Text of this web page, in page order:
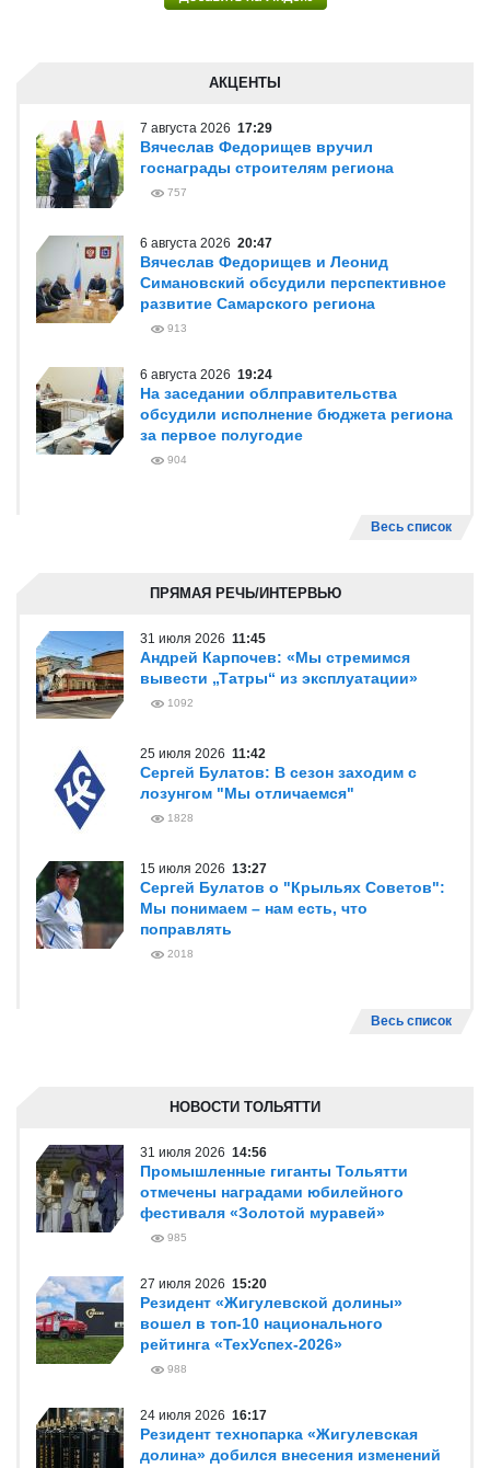
АКЦЕНТЫ
7 августа 2026 17:29
Вячеслав Федорищев вручил
госнаграды строителям региона
757
6 августа 2026 20:47
Вячеслав Федорищев и Леонид
Симановский обсудили перспективное
развитие Самарского региона
913
6 августа 2026 19:24
На заседании облправительства
обсудили исполнение бюджета региона
за первое полугодие
904
Весь список
ПРЯМАЯ РЕЧЬ/ИНТЕРВЬЮ
31 июля 2026 11:45
Андрей Карпочев: «Мы стремимся
вывести „Татры“ из эксплуатации»
1092
25 июля 2026 11:42
Сергей Булатов: В сезон заходим с
лозунгом "Мы отличаемся"
1828
15 июля 2026 13:27
Сергей Булатов о "Крыльях Советов":
Мы понимаем – нам есть, что
поправлять
2018
Весь список
НОВОСТИ ТОЛЬЯТТИ
31 июля 2026 14:56
Промышленные гиганты Тольятти
отмечены наградами юбилейного
фестиваля «Золотой муравей»
985
27 июля 2026 15:20
Резидент «Жигулевской долины»
вошел в топ-10 национального
рейтинга «ТехУспех-2026»
988
24 июля 2026 16:17
Резидент технопарка «Жигулевская
долина» добился внесения изменений